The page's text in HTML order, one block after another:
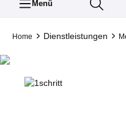
Menü
Home Dienstleistungen